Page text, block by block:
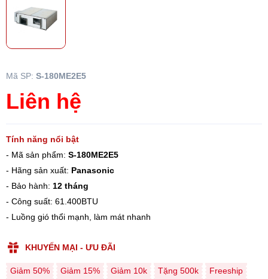
Mã SP: S-180ME2E5
Liên hệ
Tính năng nổi bật
- Mã sản phẩm: S-180ME2E5
- Hãng sản xuất: Panasonic
- Bảo hành: 12 tháng
- Công suất: 61.400BTU
- Luồng gió thổi mạnh, làm mát nhanh
KHUYẾN MẠI - ƯU ĐÃI
Giảm 50% Giảm 15% Giảm 10k Tặng 500k Freeship